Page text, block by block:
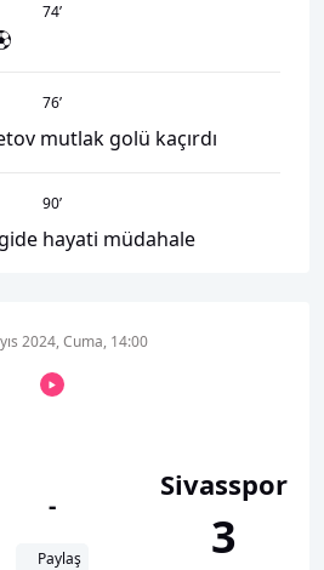
74’
76’
mutlak golü kaçırdı
90’
hayati müdahale
2024, Cuma, 14:00
-
Paylaş
Sivasspor
3